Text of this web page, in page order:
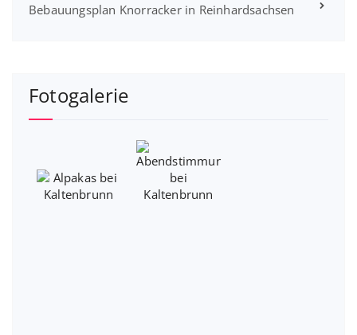
Bebauungsplan Knorracker in Reinhardsachsen
Fotogalerie